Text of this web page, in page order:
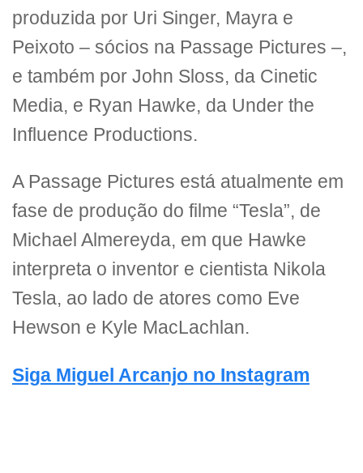
produzida por Uri Singer, Mayra e
Peixoto – sócios na Passage Pictures –,
e também por John Sloss, da Cinetic
Media, e Ryan Hawke, da Under the
Influence Productions.
A Passage Pictures está atualmente em
fase de produção do filme “Tesla”, de
Michael Almereyda, em que Hawke
interpreta o inventor e cientista Nikola
Tesla, ao lado de atores como Eve
Hewson e Kyle MacLachlan.
Siga Miguel Arcanjo no Instagram